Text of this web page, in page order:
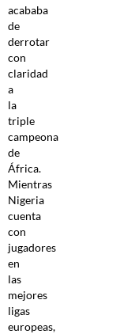
acababa
de
derrotar
con
claridad
a
la
triple
campeona
de
África.
Mientras
Nigeria
cuenta
con
jugadores
en
las
mejores
ligas
europeas,